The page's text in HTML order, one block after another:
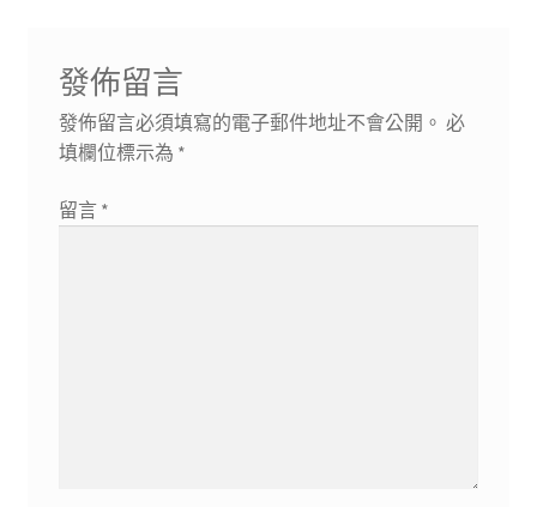
發佈留言
發佈留言必須填寫的電子郵件地址不會公開。 必
填欄位標示為 *
留言 *